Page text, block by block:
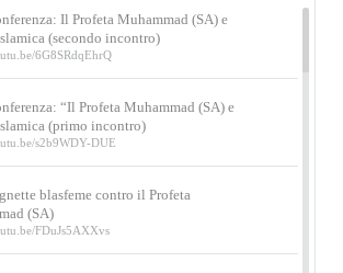
Il Profeta Muhammad (SA) e
(secondo incontro)
6G8SRdqEhrQ
“Il Profeta Muhammad (SA) e
(primo incontro)
s2b9WDY-DUE
blasfeme contro il Profeta
(SA)
FDuJs5AXXvs